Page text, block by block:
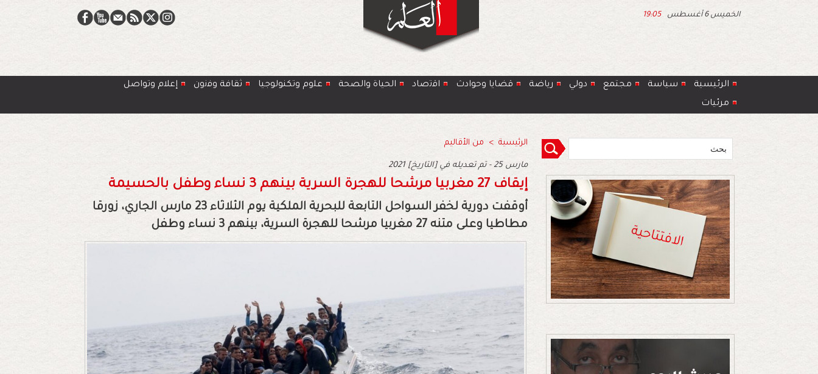
الخميس 6 أغسطس 19:05
الرئيسية سياسة مجتمع دولي رياضة قضايا وحوادث اﻗﺗﺻﺎد الحياة والصحة ﻋﻠوم وتكنولوجيا ﺛﻘﺎﻓﺔ وﻓﻧون
إعلام وتواصل
مرئيات
الرئيسية > من الأقاليم
2021 مارس 25 - تم تعديله في [التاريخ]
إيقاف 27 مغربيا مرشحا للهجرة السرية بينهم 3 نساء وطفل بالحسيمة
أوقفت دورية لخفر السواحل التابعة للبحرية الملكية يوم الثلاثاء 23 مارس الجاري، زورقا
مطاطيا وعلى متنه 27 مغربيا مرشحا للهجرة السرية، بينهم 3 نساء وطفل